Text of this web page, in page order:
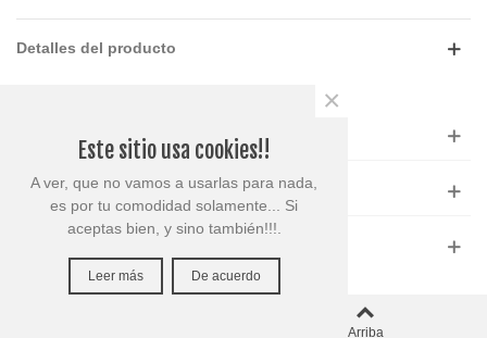
Detalles del producto
CONTÁCTANOS
SERVICIOS AL CLIENTE
Arriba
Este sitio usa cookies!!
A ver, que no vamos a usarlas para nada,
es por tu comodidad solamente... Si
aceptas bien, y sino también!!!.
Leer más De acuerdo
×